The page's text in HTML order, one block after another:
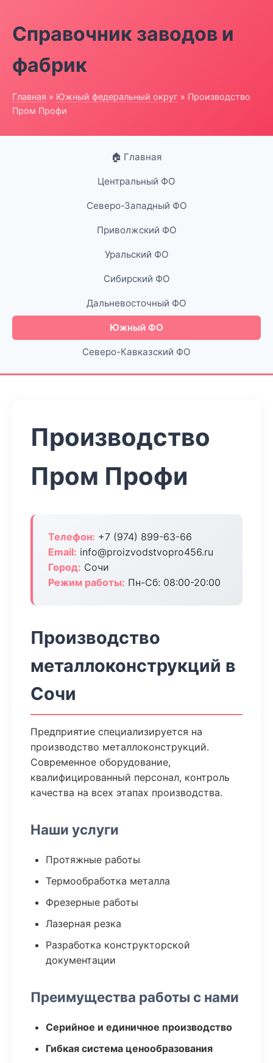
Справочник заводов и
фабрик
Главная » Южный федеральный округ » Производство
Пром Профи
🏠 Главная
Центральный ФО
Северо-Западный ФО
Приволжский ФО
Уральский ФО
Сибирский ФО
Дальневосточный ФО
Южный ФО
Северо-Кавказский ФО
Производство
Пром Профи
Телефон: +7 (974) 899-63-66
Email: info@proizvodstvopro456.ru
Город: Сочи
Режим работы: Пн-Сб: 08:00-20:00
Производство
металлоконструкций в
Сочи
Предприятие специализируется на
производство металлоконструкций.
Современное оборудование,
квалифицированный персонал, контроль
качества на всех этапах производства.
Наши услуги
Протяжные работы
Термообработка металла
Фрезерные работы
Лазерная резка
Разработка конструкторской
документации
Преимущества работы с нами
Серийное и единичное производство
Гибкая система ценообразования